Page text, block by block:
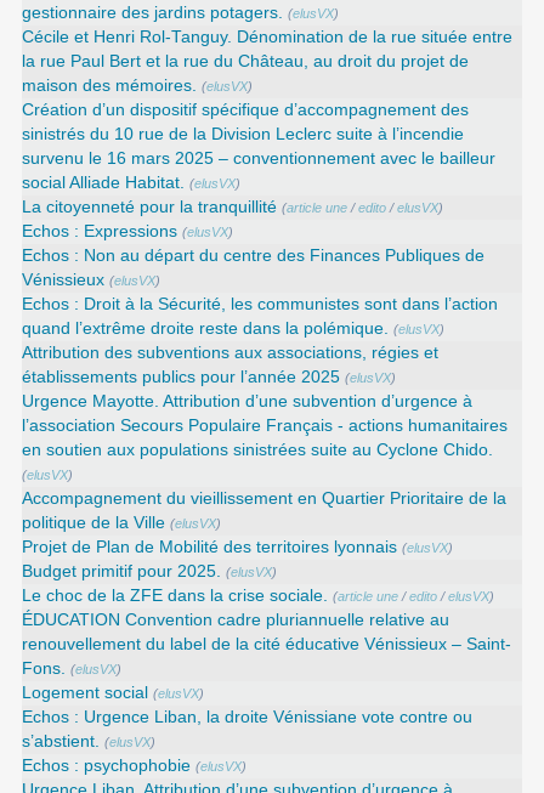
gestionnaire des jardins potagers. (elusVX)
Cécile et Henri Rol-Tanguy. Dénomination de la rue située entre
la rue Paul Bert et la rue du Château, au droit du projet de
maison des mémoires. (elusVX)
Création d’un dispositif spécifique d’accompagnement des
sinistrés du 10 rue de la Division Leclerc suite à l’incendie
survenu le 16 mars 2025 – conventionnement avec le bailleur
social Alliade Habitat. (elusVX)
La citoyenneté pour la tranquillité (article une/edito/elusVX)
Echos : Expressions (elusVX)
Echos : Non au départ du centre des Finances Publiques de
Vénissieux (elusVX)
Echos : Droit à la Sécurité, les communistes sont dans l’action
quand l’extrême droite reste dans la polémique. (elusVX)
Attribution des subventions aux associations, régies et
établissements publics pour l’année 2025 (elusVX)
Urgence Mayotte. Attribution d’une subvention d’urgence à
l’association Secours Populaire Français - actions humanitaires
en soutien aux populations sinistrées suite au Cyclone Chido.
(elusVX)
Accompagnement du vieillissement en Quartier Prioritaire de la
politique de la Ville (elusVX)
Projet de Plan de Mobilité des territoires lyonnais (elusVX)
Budget primitif pour 2025. (elusVX)
Le choc de la ZFE dans la crise sociale. (article une/edito/elusVX)
ÉDUCATION Convention cadre pluriannuelle relative au
renouvellement du label de la cité éducative Vénissieux – Saint-
Fons. (elusVX)
Logement social (elusVX)
Echos : Urgence Liban, la droite Vénissiane vote contre ou
s’abstient. (elusVX)
Echos : psychophobie (elusVX)